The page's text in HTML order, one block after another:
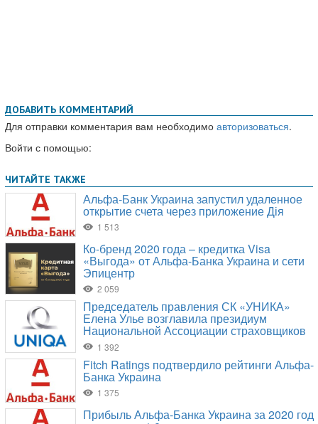
ДОБАВИТЬ КОММЕНТАРИЙ
Для отправки комментария вам необходимо авторизоваться.
Войти с помощью: